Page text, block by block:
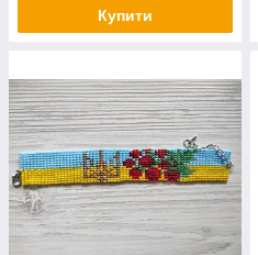
Купити